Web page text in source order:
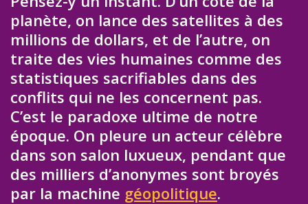
planète, on lance des satellites à des
millions de dollars, et de l’autre, on
traite des vies humaines comme des
statistiques sacrifiables dans des
conflits qui ne les concernent pas.
C’est le paradoxe ultime de notre
époque. On pleure un acteur célèbre
dans son salon luxueux, pendant que
des milliers d’anonymes sont broyés
par la machine géopolitique.